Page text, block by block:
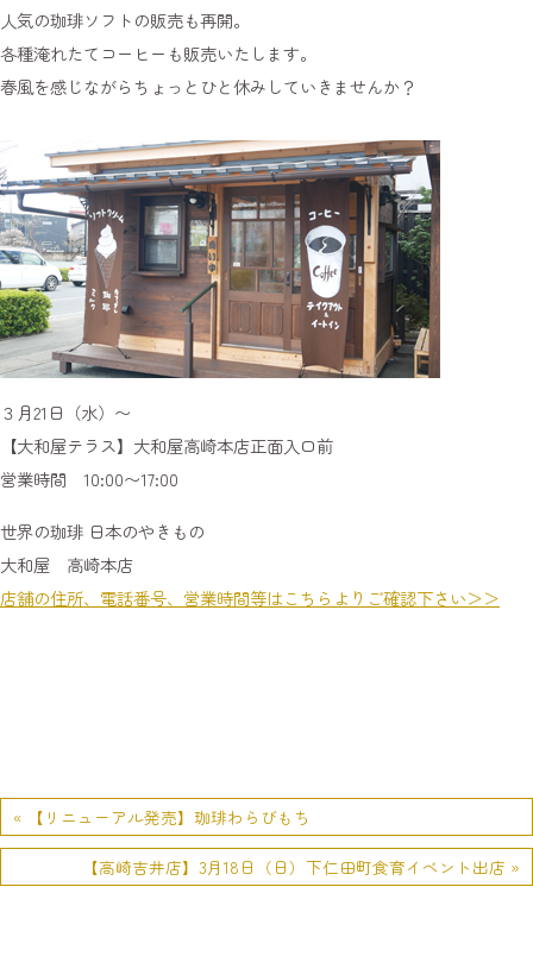
人気の珈琲ソフトの販売も再開。
各種淹れたてコーヒーも販売いたします。
春風を感じながらちょっとひと休みしていきませんか？
３月21日（水）〜
【大和屋テラス】大和屋高崎本店正面入口前
営業時間 10:00〜17:00
世界の珈琲 日本のやきもの
大和屋 高崎本店
店舗の住所、電話番号、営業時間等はこちらよりご確認下さい＞＞
« 【リニューアル発売】珈琲わらびもち
【高崎吉井店】3月18日（日）下仁田町食育イベント出店 »